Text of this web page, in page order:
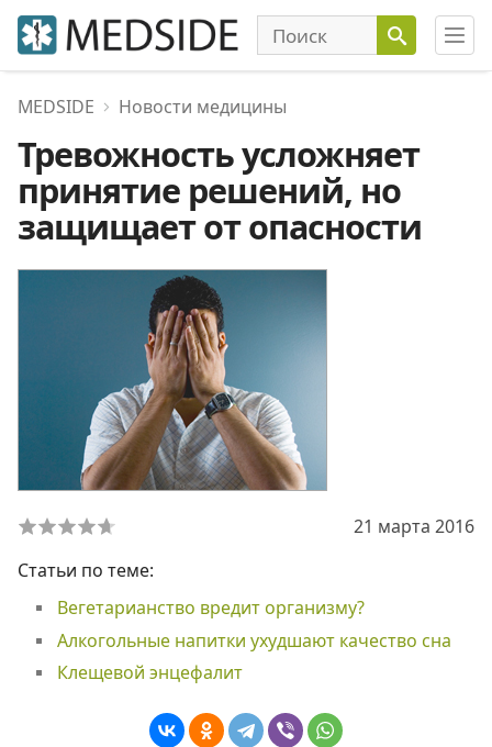
MEDSIDE Новости медицины
Тревожность усложняет
принятие решений, но
защищает от опасности
21 марта 2016
Статьи по теме:
Вегетарианство вредит организму?
Алкогольные напитки ухудшают качество сна
Клещевой энцефалит